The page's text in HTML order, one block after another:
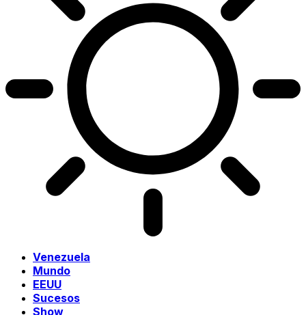
Venezuela
Mundo
EEUU
Sucesos
Show